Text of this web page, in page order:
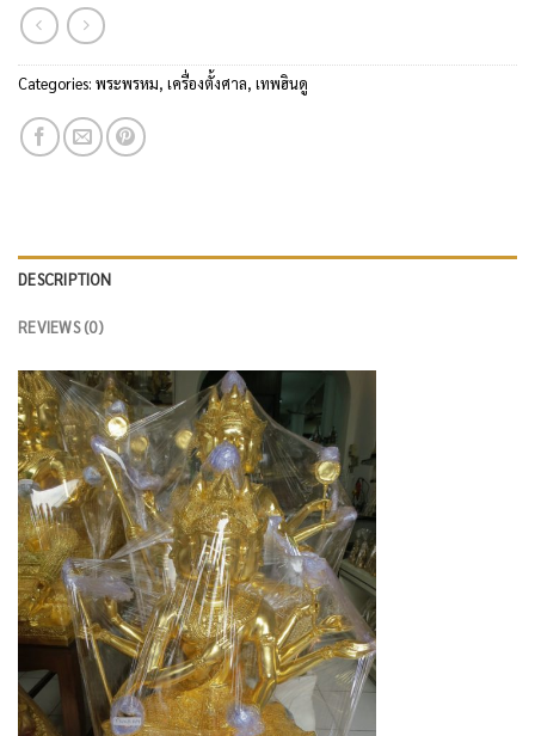
Categories: พระพรหม, เครื่องตั้งศาล, เทพฮินดู
DESCRIPTION
REVIEWS (0)